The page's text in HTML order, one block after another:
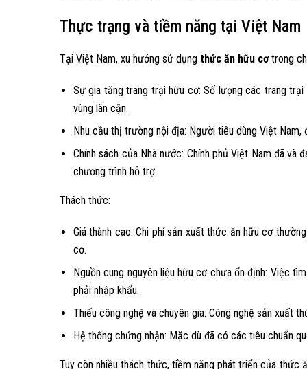
Thực trạng và tiềm năng tại Việt Nam
Tại Việt Nam, xu hướng sử dụng thức ăn hữu cơ trong
Sự gia tăng trang trại hữu cơ: Số lượng các trang
vùng lân cận.
Nhu cầu thị trường nội địa: Người tiêu dùng Việt Nam,
Chính sách của Nhà nước: Chính phủ Việt Nam đã
chương trình hỗ trợ.
Thách thức:
Giá thành cao: Chi phí sản xuất thức ăn hữu cơ
cơ.
Nguồn cung nguyên liệu hữu cơ chưa ổn định: Việc
phải nhập khẩu.
Thiếu công nghệ và chuyên gia: Công nghệ sản xuất
Hệ thống chứng nhận: Mặc dù đã có các tiêu chuẩn
Tuy còn nhiều thách thức, tiềm năng phát triển của thức